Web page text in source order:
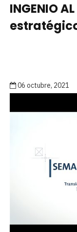
INGENIO
06 octubre, 2021